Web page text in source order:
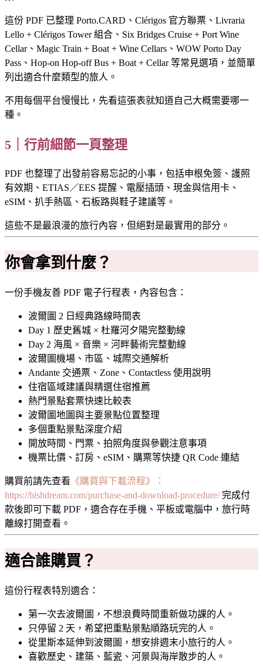
這份 PDF 已整理 Porto.CARD、Clérigos 官方聯票、Livraria
Lello + Clérigos Tower 組合、Six Bridges Cruise + Port Wine
Cellar、Magic Train + Boat + Wine Cellars、WOW Porto Day
Pass、Hop-on Hop-off Bus + Boat + Cellar 等常見選項，並簡單
列出適合什麼類型的旅人。
不用每個平台慢慢比，先看這張表就知道自己大概需要哪一
種。
5｜行前細節一頁整理
PDF 也整理了出發前容易忘記的小事，包括申根免簽、護照
有效期、ETIAS／EES 提醒、電壓插頭、現金與信用卡、
eSIM、扒手熱區、石板路與鞋子建議等。
這些不是最浪漫的旅行內容，但絕對是最實用的部分。
你會拿到什麼？
一份手機友善 PDF 電子行程表，內容包含：
波爾圖 2 日經典路線時間表
Day 1 歷史舊城 × 杜羅河夕陽完整動線
Day 2 海風 × 音樂 × 河畔藝術完整動線
波爾圖機場、市區、城際交通解析
Andante 交通票、Zone、Contactless 使用說明
住宿區域建議與精選住宿推薦
熱門景點套票快速比較表
波爾圖地圖與主要景點位置整理
多個重點景點深度介紹
開放時間、門票、拍照角度與參觀注意事項
機票比價、訂房、eSIM、購票等快捷 QR Code 連結
購買前請先查看 《購買與下載流程》：
https://bishdream.com/purchase-and-download-procedure/完成付
款後即可下載 PDF，適合存在手機、平板或電腦中，旅行時
離線打開查看。
適合誰購買？
這份行程表特別適合：
第一次去波爾圖，不想浪費時間重新做功課的人。
只停留 2 天，希望把重點景點順路玩完的人。
從里斯本延伸到波爾圖，想安排週末小旅行的人。
喜歡歷史、建築、藍瓷、河景與海岸散步的人。